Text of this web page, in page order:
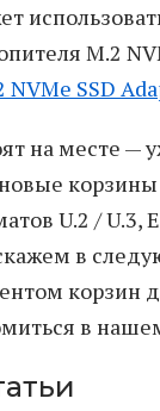
M.2
NVMe SSD
на месте —
U.2 / U.3,
в
корзин
в